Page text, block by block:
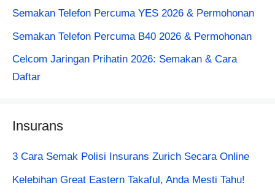
Semakan Telefon Percuma YES 2026 & Permohonan
Semakan Telefon Percuma B40 2026 & Permohonan
Celcom Jaringan Prihatin 2026: Semakan & Cara
Daftar
Insurans
3 Cara Semak Polisi Insurans Zurich Secara Online
Kelebihan Great Eastern Takaful, Anda Mesti Tahu!